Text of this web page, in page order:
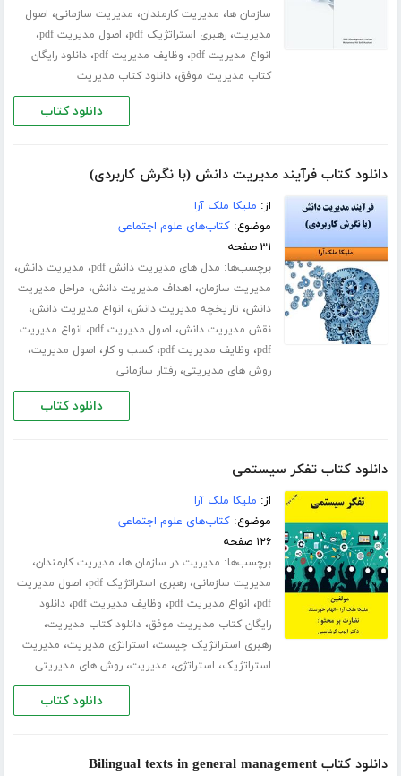
سازمان ها، مدیریت کارمندان، مدیریت سازمانی، اصول
مدیریت،رهبری استراتژیک pdf ، اصول مدیریت pdf ،
انواع مدیریت pdf ، وظایف مدیریت pdf ،دانلود رایگان
کتاب مدیریت موفق،دانلود کتاب مدیریت
دانلود کتاب
دانلود کتاب فرآیند مدیریت دانش (با نگرش کاربردی)
از: ملیکا ملک آرا
موضوع:کتاب‌های علوم اجتماعی
۳۱ صفحه
برچسب‌ها: مدل های مدیریت دانش pdf ، مدیریت دانش،
مدیریت سازمان، اهداف مدیریت دانش، مراحل مدیریت
دانش، تاریخچه مدیریت دانش، انواع مدیریت دانش،
نقش مدیریت دانش، اصول مدیریت pdf ، انواع مدیریت
pdf، وظایف مدیریت pdf ،کسب و کار، اصول مدیریت،
روش های مدیریتی،رفتار سازمانی
دانلود کتاب
دانلود کتاب تفکر سیستمی
از: ملیکا ملک آرا
موضوع:کتاب‌های علوم اجتماعی
۱۲۶ صفحه
برچسب‌ها: مدیریت در سازمان ها، مدیریت کارمندان،
مدیریت سازمانی،رهبری استراتژیک pdf ، اصول مدیریت
pdf، انواع مدیریت pdf ، وظایف مدیریت pdf ،دانلود
رایگان کتاب مدیریت موفق،دانلود کتاب مدیریت،
رهبری استراتژیک چیست، استراتژی مدیریت، مدیریت
استراتژیک، استراتژی، مدیریت،روش های مدیریتی
دانلود کتاب
دانلود کتاب Bilingual texts in general management